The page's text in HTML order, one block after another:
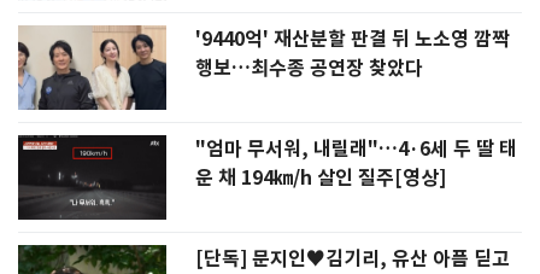
'9440억' 재산분할 판결 뒤 노소영 깜짝
행보…최수종 공연장 찾았다
"엄마 무서워, 내릴래"…4·6세 두 딸 태
운 채 194㎞/h 살인 질주[영상]
[단독] 문지인♥김기리, 유산 아픔 딛고